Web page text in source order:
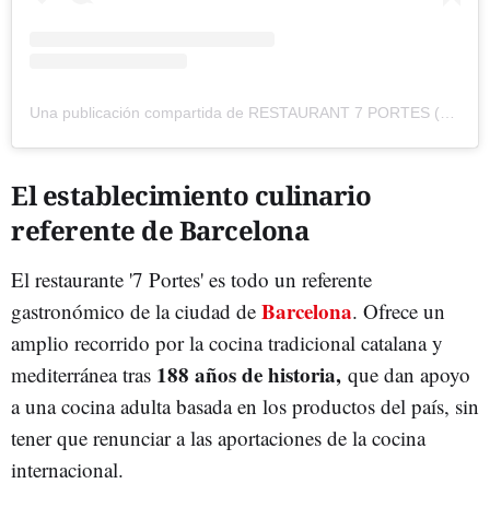
El establecimiento culinario
referente de Barcelona
El restaurante '7 Portes' es todo un referente
gastronómico de la ciudad de Barcelona. Ofrece un
amplio recorrido por la cocina tradicional catalana y
mediterránea tras 188 años de historia, que dan apoyo
a una cocina adulta basada en los productos del país, sin
tener que renunciar a las aportaciones de la cocina
internacional.